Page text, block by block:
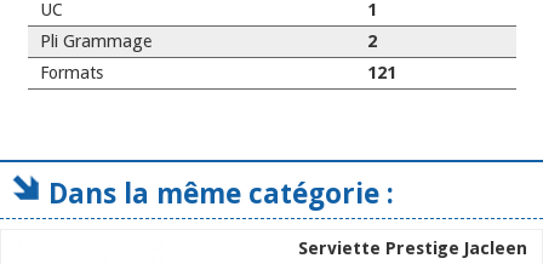
UC
1
Pli Grammage
2
Formats
121
Dans la même catégorie :
Serviette Prestige Jacleen